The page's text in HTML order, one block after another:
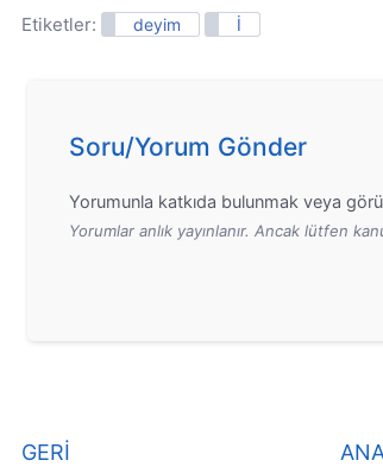
Etiketler: deyim İ
Soru/Yorum Gönder
Yorumunla katkıda bulunmak veya
Yorumlar anlık yayınlanır. Ancak lütfen
GERİ